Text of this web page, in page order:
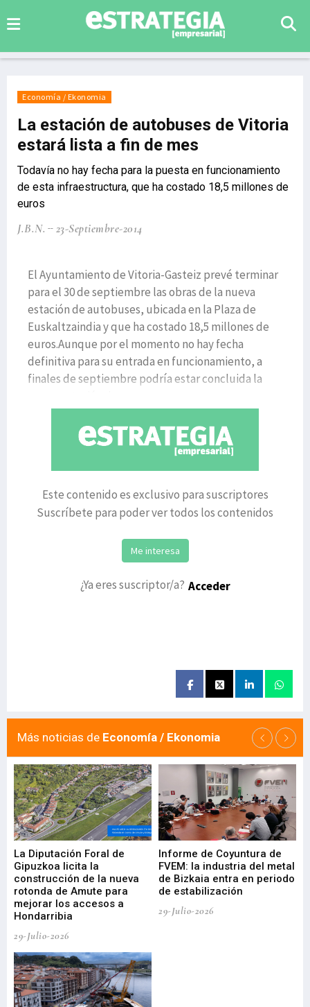
Economía / Ekonomia
La estación de autobuses de Vitoria
estará lista a fin de mes
Todavía no hay fecha para la puesta en funcionamiento
de esta infraestructura, que ha costado 18,5 millones de
euros
J.B.N. 23-Septiembre-2014
El Ayuntamiento de Vitoria-Gasteiz prevé terminar
para el 30 de septiembre las obras de la nueva
estación de autobuses, ubicada en la Plaza de
Euskaltzaindia y que ha costado 18,5 millones de
euros.Aunque por el momento no hay fecha
definitiva para su entrada en funcionamiento, a
finales de septiembre podría estar concluida la
Este contenido es exclusivo para suscriptores
Suscríbete para poder ver todos los contenidos
Me interesa
¿Ya eres suscriptor/a? Acceder
Más noticias de Economía / Ekonomia
La Diputación Foral de
Gipuzkoa licita la
construcción de la nueva
rotonda de Amute para
mejorar los accesos a
Hondarribia
29-Julio-2026
Informe de Coyuntura de
FVEM: la industria del metal
de Bizkaia entra en periodo
de estabilización
29-Julio-2026